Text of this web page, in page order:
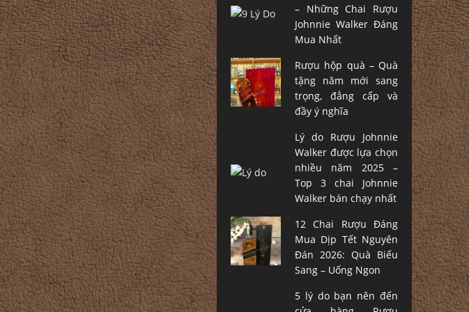
– Những Chai Rượu
Johnnie Walker Đáng
Mua Nhất
Rượu hộp quà – Quà
tặng năm mới sang
trọng, đẳng cấp và
đầy ý nghĩa
Lý do Rượu Johnnie
Walker được lựa chọn
nhiều năm 2025 –
Top 3 chai Johnnie
Walker bán chạy nhất
12 Chai Rượu Đáng
Mua Dịp Tết Nguyên
Đán 2026: Quà Biếu
Sang – Uống Ngon
5 lý do bạn nên đến